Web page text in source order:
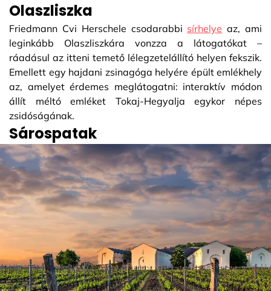
Olaszliszka
Friedmann Cvi Herschele csodarabbi sírhelye az, ami
leginkább Olaszliszkára vonzza a látogatókat –
ráadásul az itteni temető lélegzetelállító helyen fekszik.
Emellett egy hajdani zsinagóga helyére épült emlékhely
az, amelyet érdemes meglátogatni: interaktív módon
állít méltó emléket Tokaj-Hegyalja egykor népes
zsidóságának.
Sárospatak